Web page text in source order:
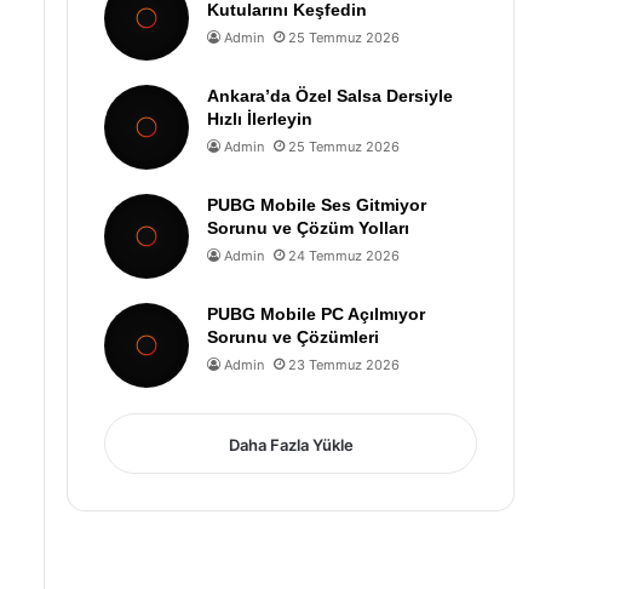
Kutularını Keşfedin
Admin 25 Temmuz 2026
Ankara’da Özel Salsa Dersiyle
Hızlı İlerleyin
Admin 25 Temmuz 2026
PUBG Mobile Ses Gitmiyor
Sorunu ve Çözüm Yolları
Admin 24 Temmuz 2026
PUBG Mobile PC Açılmıyor
Sorunu ve Çözümleri
Admin 23 Temmuz 2026
Daha Fazla Yükle